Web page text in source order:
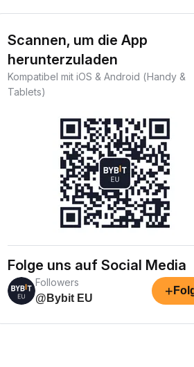
Scannen, um die App
herunterzuladen
Kompatibel mit iOS & Android (Handy &
Tablets)
Folge uns auf Social Media
Followers
@Bybit EU
+